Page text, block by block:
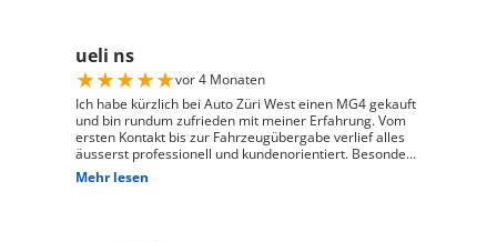
ueli ns
★★★★★vor 4 Monaten
Ich habe kürzlich bei Auto Züri West einen MG4 gekauft
und bin rundum zufrieden mit meiner Erfahrung. Vom
ersten Kontakt bis zur Fahrzeugübergabe verlief alles
äusserst professionell und kundenorientiert. Besonders
hervorheben möchte ich die hervorragende Beratung
durch Herrn David Panic. Er hat sich viel Zeit
Mehr lesen